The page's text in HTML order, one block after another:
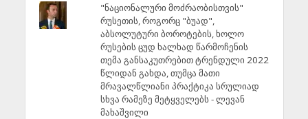
"ნაციონალური მოძრაობისთვის"
რუსეთის, როგორც "ბუად",
აბსოლუტური ბოროტების, ხოლო
რუსების ცუდ ხალხად წარმოჩენის
თემა განსაკუთრებით ტრენდული 2022
წლიდან გახდა, თუმცა მათი
მრავალწლიანი პრაქტიკა სრულიად
სხვა რამეზე მეტყველებს - ლევან
მახაშვილი